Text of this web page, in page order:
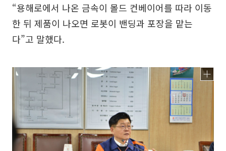
“용해로에서 나온 금속이 몰드 컨베이어를 따라 이동
한 뒤 제품이 나오면 로봇이 밴딩과 포장을 맡는
다”고 말했다.